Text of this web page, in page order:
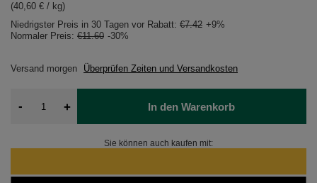
Versand morgen Überprüfen Zeiten und Versandkosten
(40,60 € / kg)
Niedrigster Preis in 30 Tagen vor Rabatt: €7.42 +9%
Normaler Preis: €11.60 -30%
- + In den Warenkorb
Sie können auch kaufen mit: